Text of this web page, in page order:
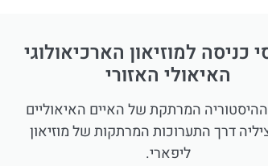
כניסה למוזיאון הארכיאולוגי
האיאולי האזורי
המרתקת של האיים האיאוליים
דרך התערוכות המרתקות של מוזיאון
ליפארי.